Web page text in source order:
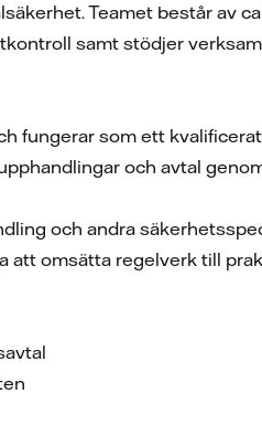
Teamet består av
samt stödjer
fungerar som ett
och avtal
och andra
omsätta regelverk till